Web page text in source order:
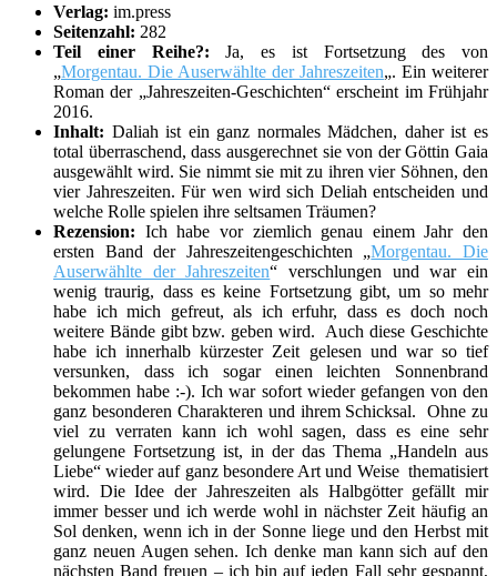
Verlag: im.press
Seitenzahl: 282
Teil einer Reihe?:Ja, es ist Fortsetzung des von
„Morgentau. Die Auserwählte der Jahreszeiten„. Ein weiterer
Roman der „Jahreszeiten-Geschichten“ erscheint im Frühjahr
2016.
Inhalt: Daliah ist ein ganz normales Mädchen, daher ist es
total überraschend, dass ausgerechnet sie von der Göttin Gaia
ausgewählt wird. Sie nimmt sie mit zu ihren vier Söhnen, den
vier Jahreszeiten. Für wen wird sich Deliah entscheiden und
welche Rolle spielen ihre seltsamen Träumen?
Rezension: Ich habe vor ziemlich genau einem Jahr den
ersten Band der Jahreszeitengeschichten „Morgentau. Die
Auserwählte der Jahreszeiten“ verschlungen und war ein
wenig traurig, dass es keine Fortsetzung gibt, um so mehr
habe ich mich gefreut, als ich erfuhr, dass es doch noch
weitere Bände gibt bzw. geben wird. Auch diese Geschichte
habe ich innerhalb kürzester Zeit gelesen und war so tief
versunken, dass ich sogar einen leichten Sonnenbrand
bekommen habe :-). Ich war sofort wieder gefangen von den
ganz besonderen Charakteren und ihrem Schicksal. Ohne zu
viel zu verraten kann ich wohl sagen, dass es eine sehr
gelungene Fortsetzung ist, in der das Thema „Handeln aus
Liebe“ wieder auf ganz besondere Art und Weise thematisiert
wird. Die Idee der Jahreszeiten als Halbgötter gefällt mir
immer besser und ich werde wohl in nächster Zeit häufig an
Sol denken, wenn ich in der Sonne liege und den Herbst mit
ganz neuen Augen sehen. Ich denke man kann sich auf den
nächsten Band freuen – ich bin auf jeden Fall sehr gespannt,